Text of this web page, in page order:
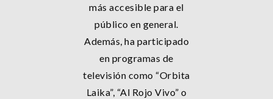
más accesible para el
público en general.
Además, ha participado
en programas de
televisión como “Orbita
Laika”, “Al Rojo Vivo” o